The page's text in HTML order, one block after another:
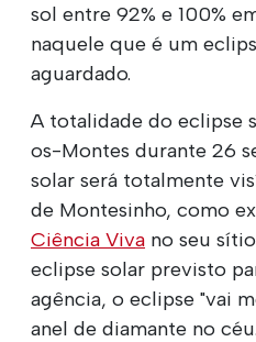
sol entre 92% e 100%
naquele que é um
aguardado.
A totalidade do eclipse
os-Montes durante 26
solar será totalmente
de Montesinho, como
Ciência Viva no seu
eclipse solar previsto
agência, o eclipse "vai
anel de diamante no